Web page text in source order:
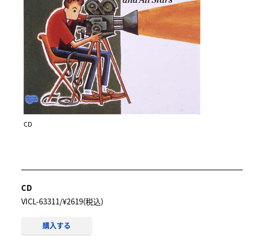
ナンバーになっている。また、「希望の轍」と「真夏の
果実」が生まれたという事実が、このアルバムに大きな
名声を与えもしている。映画がまだラッシュの段階で、
スクリーンを走り抜けるダイハツ・ミゼット（登場する
小型車)を、いかに音楽でも描くかを考え、それが発端と
なったのが｢希望の轍」だった。映画の世界に飛び込んだ
桑田が、俄には打ち解けられない畑違いの現場の雰囲気
のなか抱えた心情が、｢真夏の果実」の歌詞に映されもし
CD
CD
VICL-63311/¥2619(税込)
購入する